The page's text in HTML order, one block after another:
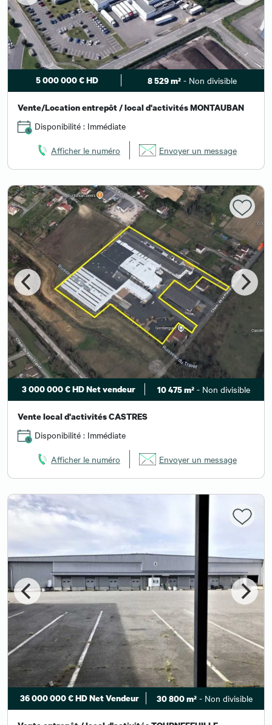
5 000 000 € HD 8 529 m²- Non divisible
Vente/Location entrepôt / local d'activités MONTAUBAN
Disponibilité : Immédiate
Afficher le numéro Envoyer un message
3 000 000 € HD Net vendeur 10 475 m² - Non divisible
Vente local d'activités CASTRES
Disponibilité : Immédiate
Afficher le numéro Envoyer un message
36 000 000 € HD Net Vendeur 30 800 m²- Non divisible